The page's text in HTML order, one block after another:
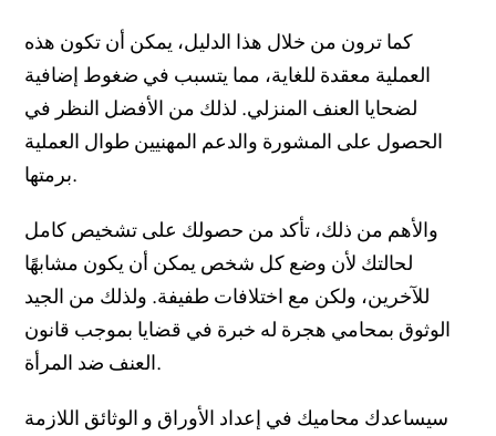
كما ترون من خلال هذا الدليل، يمكن أن تكون هذه
العملية معقدة للغاية، مما يتسبب في ضغوط إضافية
لضحايا العنف المنزلي. لذلك من الأفضل النظر في
الحصول على المشورة والدعم المهنيين طوال العملية
برمتها.
والأهم من ذلك، تأكد من حصولك على تشخيص كامل
لحالتك لأن وضع كل شخص يمكن أن يكون مشابهًا
للآخرين، ولكن مع اختلافات طفيفة. ولذلك من الجيد
الوثوق بمحامي هجرة له خبرة في قضايا بموجب قانون
العنف ضد المرأة.
سيساعدك محاميك في إعداد الأوراق و الوثائق اللازمة